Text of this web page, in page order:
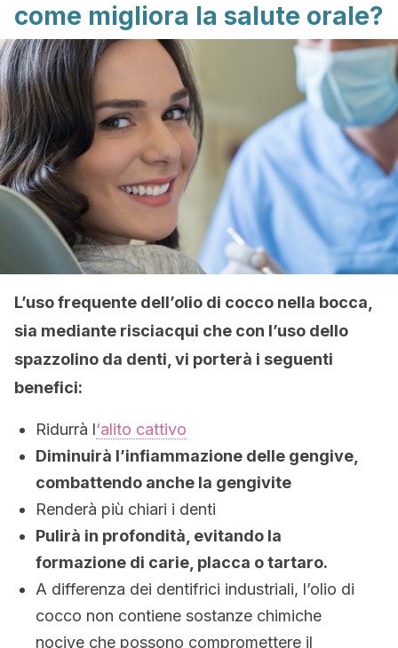
come migliora la salute orale?
L’uso frequente dell’olio di cocco nella bocca,
sia mediante risciacqui che con l’uso dello
spazzolino da denti, vi porterà i seguenti
benefici:
Ridurrà l‘alito cattivo
Diminuirà l’infiammazione delle gengive,
combattendo anche la gengivite
Renderà più chiari i denti
Pulirà in profondità, evitando la
formazione di carie, placca o tartaro.
A differenza dei dentifrici industriali, l’olio di
cocco non contiene sostanze chimiche
nocive che possono compromettere il